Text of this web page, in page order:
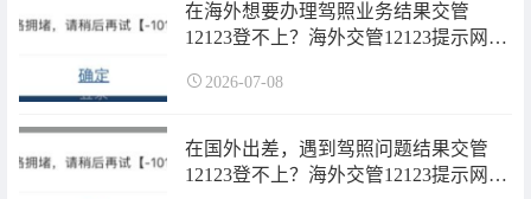
在海外想要办理驾照业务结果交管
12123登不上？海外交管12123提示网络
2026-07-08
在国外出差，遇到驾照问题结果交管
12123登不上？海外交管12123提示网络